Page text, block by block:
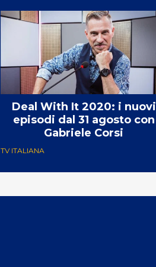
Deal With It 2020: i nuovi
episodi dal 31 agosto con
Gabriele Corsi
TV ITALIANA